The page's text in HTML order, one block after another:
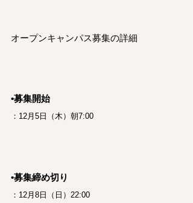
オープンキャンパス募集の詳細
•募集開始
：12月5日（木）朝7:00
•募集締め切り
：12月8日（日）22:00